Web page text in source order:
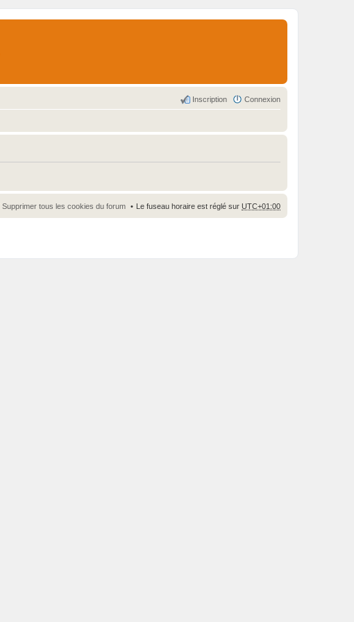
Connexion
Inscription
Le fuseau horaire est réglé sur UTC+01:00
Supprimer tous les cookies du forum